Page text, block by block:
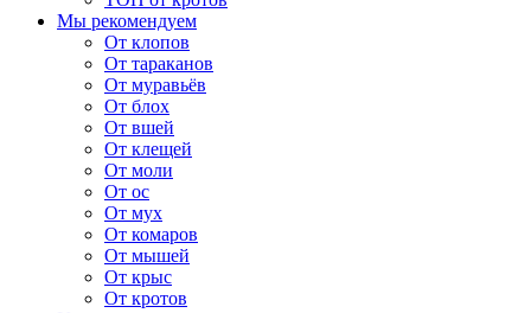
Мы рекомендуем
От клопов
От тараканов
От муравьёв
От блох
От вшей
От клещей
От моли
От ос
От мух
От комаров
От мышей
От крыс
От кротов